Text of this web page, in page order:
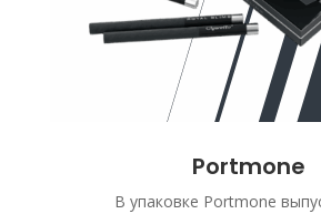
Portmone
В упаковке Portmone